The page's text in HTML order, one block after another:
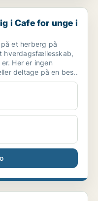
unge i hjem...
i Cafe for unge i
et herberg på
hverdagsfællesskab,
Her er ingen
deltage på en bes..
særligt motion...